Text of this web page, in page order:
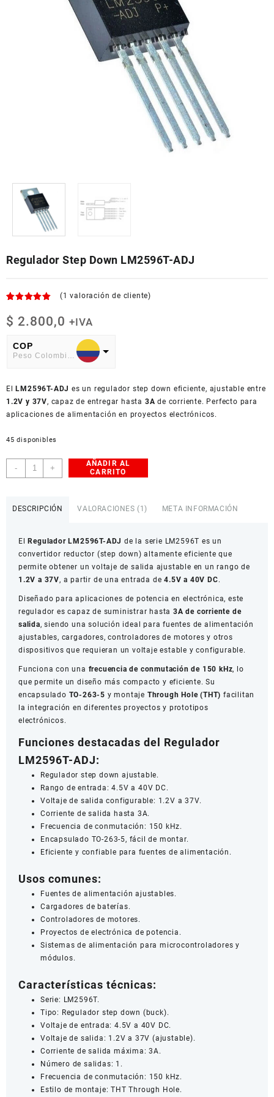
Regulador Step Down LM2596T-ADJ
con 5.00
de 5 en
valoración
de un
(1 valoración de cliente)
$ 2.800,0 +IVA
COP
American Dollar
ElLM2596T-ADJ es un regulador step down eficiente, ajustable entre
1.2V y 37V, capaz de entregar hasta 3A de corriente. Perfecto para
aplicaciones de alimentación en proyectos electrónicos.
45 disponibles
-
Regulador
Step
LM2596T-
+
AÑADIR AL
CARRITO
DESCRIPCIÓN VALORACIONES (1) META INFORMACIÓN
ElRegulador LM2596T-ADJ de la serie LM2596T es un
convertidor reductor (step down) altamente eficiente que
permite obtener un voltaje de salida ajustable en un rango de
1.2V a 37V, a partir de una entrada de4.5V a 40V DC.
Diseñado para aplicaciones de potencia en electrónica, este
regulador es capaz de suministrar hasta3A de corriente de
salida, siendo una solución ideal para fuentes de alimentación
ajustables, cargadores, controladores de motores y otros
dispositivos que requieran un voltaje estable y configurable.
Funciona con una frecuencia de conmutación de 150 kHz, lo
que permite un diseño más compacto y eficiente. Su
encapsulado TO-263-5 y montaje Through Hole (THT) facilitan
la integración en diferentes proyectos y prototipos
electrónicos.
Funciones destacadas del Regulador
LM2596T-ADJ:
Regulador step down ajustable.
Rango de entrada: 4.5V a 40V DC.
Voltaje de salida configurable: 1.2V a 37V.
Corriente de salida hasta 3A.
Frecuencia de conmutación: 150 kHz.
Encapsulado TO-263-5, fácil de montar.
Eficiente y confiable para fuentes de alimentación.
Usos comunes:
Fuentes de alimentación ajustables.
Cargadores de baterías.
Controladores de motores.
Proyectos de electrónica de potencia.
Sistemas de alimentación para microcontroladores y
módulos.
Características técnicas:
Serie: LM2596T.
Tipo: Regulador step down (buck).
Voltaje de entrada: 4.5V a 40V DC.
Voltaje de salida: 1.2V a 37V (ajustable).
Corriente de salida máxima: 3A.
Número de salidas: 1.
Frecuencia de conmutación: 150 kHz.
Estilo de montaje: THT Through Hole.